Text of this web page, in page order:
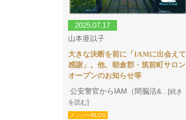
2025.07.17
山本亜以子
大きな決断を前に「IAMに出会えて
感謝」。他、朝倉郡・筑前町サロン
オープンのお知らせ等
公安警官からIAM（間脳活& …[続き
を読む]
メンバーBLOG